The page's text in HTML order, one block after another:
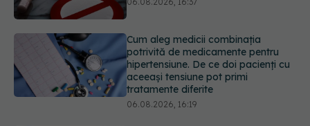
Ilie Bolojan, anunț despre spitale în
contextul crizei energetice
06.08.2026, 15:24